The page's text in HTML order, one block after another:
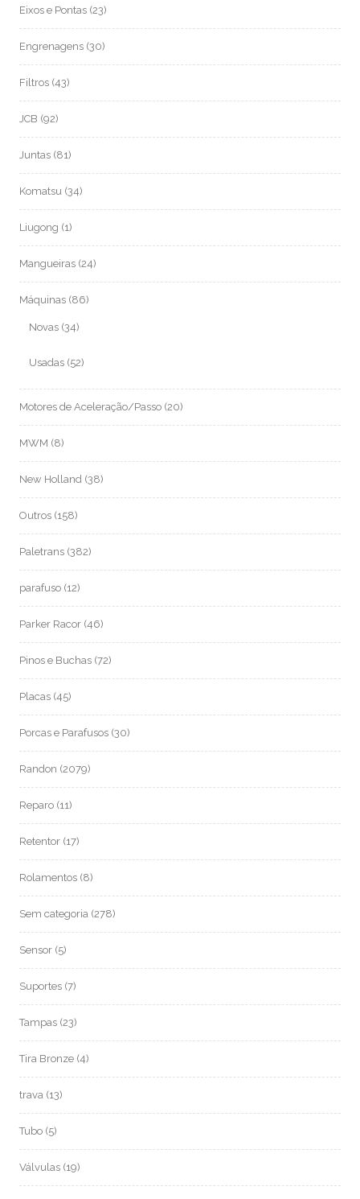
Eixos e Pontas (23)
Engrenagens (30)
Filtros (43)
JCB (92)
Juntas (81)
Komatsu (34)
Liugong (1)
Mangueiras (24)
Máquinas (86)
Novas (34)
Usadas (52)
Motores de Aceleração/Passo (20)
MWM (8)
New Holland (38)
Outros (158)
Paletrans (382)
parafuso (12)
Parker Racor (46)
Pinos e Buchas (72)
Placas (45)
Porcas e Parafusos (30)
Randon (2079)
Reparo (11)
Retentor (17)
Rolamentos (8)
Sem categoria (278)
Sensor (5)
Suportes (7)
Tampas (23)
Tira Bronze (4)
trava (13)
Tubo (5)
Válvulas (19)